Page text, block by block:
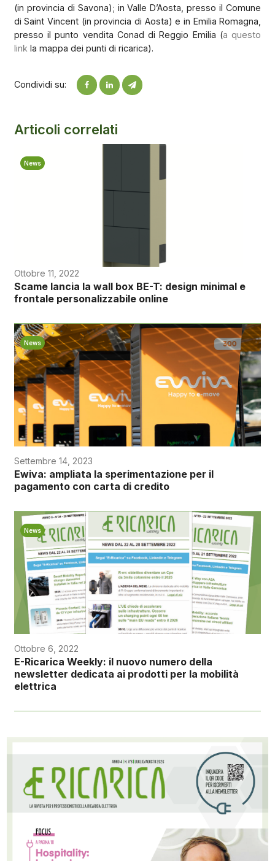
(in provincia di Savona); in Valle D’Aosta, presso il Comune
di Saint Vincent (in provincia di Aosta) e in Emilia Romagna,
presso il punto vendita Conad di Reggio Emilia (a questo
link la mappa dei punti di ricarica).
Condividi su:
Articoli correlati
News
Ottobre 11, 2022
Scame lancia la wall box BE-T: design minimal e
frontale personalizzabile online
News
Settembre 14, 2023
Ewiva: ampliata la sperimentazione per il
pagamento con carta di credito
News
Ottobre 6, 2022
E-Ricarica Weekly: il nuovo numero della
newsletter dedicata ai prodotti per la mobilità
elettrica